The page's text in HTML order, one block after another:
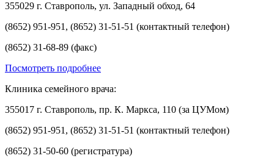
355029 г. Ставрополь, ул. Западный обход, 64
(8652) 951-951, (8652) 31-51-51 (контактный телефон)
(8652) 31-68-89 (факс)
Посмотреть подробнее
Клиника семейного врача:
355017 г. Ставрополь, пр. К. Маркса, 110 (за ЦУМом)
(8652) 951-951, (8652) 31-51-51 (контактный телефон)
(8652) 31-50-60 (регистратура)